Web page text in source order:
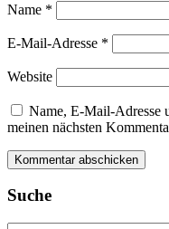
Name *
E-Mail-Adresse *
Website
Name, E-Mail-Adresse
meinen nächsten
Suche